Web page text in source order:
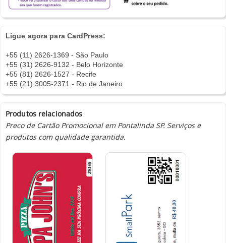
Ligue agora para CardPress:
+55 (11) 2626-1369 - São Paulo
+55 (31) 2626-9132 - Belo Horizonte
+55 (81) 2626-1527 - Recife
+55 (21) 3005-2371 - Rio de Janeiro
Produtos relacionados
Preco de Cartão Promocional em Pontalinda SP. Serviços e
produtos com qualidade garantida.